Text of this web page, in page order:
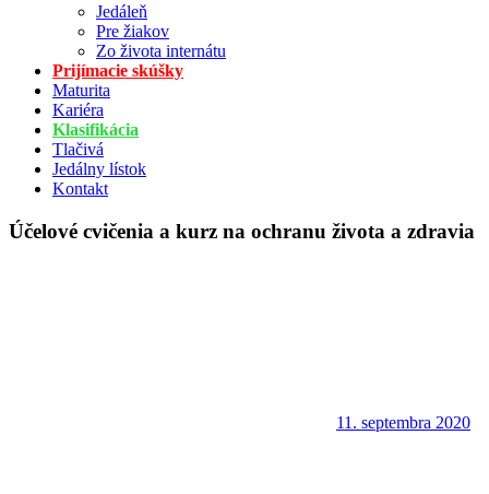
Jedáleň
Pre žiakov
Zo života internátu
Prijímacie skúšky
Maturita
Kariéra
Klasifikácia
Tlačivá
Jedálny lístok
Kontakt
Účelové cvičenia a kurz na ochranu života a zdravia
11. septembra 2020